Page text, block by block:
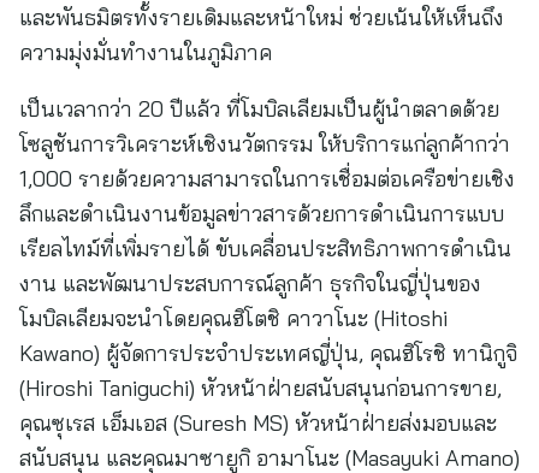
และพันธมิตรทั้งรายเดิมและหน้าใหม่ ช่วยเน้นให้เห็นถึง
ความมุ่งมั่นทำงานในภูมิภาค
เป็นเวลากว่า 20 ปีแล้ว ที่โมบิลเลียมเป็นผู้นำตลาดด้วย
โซลูชันการวิเคราะห์เชิงนวัตกรรม ให้บริการแก่ลูกค้ากว่า
1,000 รายด้วยความสามารถในการเชื่อมต่อเครือข่ายเชิง
ลึกและดำเนินงานข้อมูลข่าวสารด้วยการดำเนินการแบบ
เรียลไทม์ที่เพิ่มรายได้ ขับเคลื่อนประสิทธิภาพการดำเนิน
งาน และพัฒนาประสบการณ์ลูกค้า ธุรกิจในญี่ปุ่นของ
โมบิลเลียมจะนำโดยคุณฮิโตชิ คาวาโนะ (Hitoshi
Kawano) ผู้จัดการประจำประเทศญี่ปุ่น, คุณฮิโรชิ ทานิกูจิ
(Hiroshi Taniguchi) หัวหน้าฝ่ายสนับสนุนก่อนการขาย,
คุณซุเรส เอ็มเอส (Suresh MS) หัวหน้าฝ่ายส่งมอบและ
สนับสนุน และคุณมาซายูกิ อามาโนะ (Masayuki Amano)